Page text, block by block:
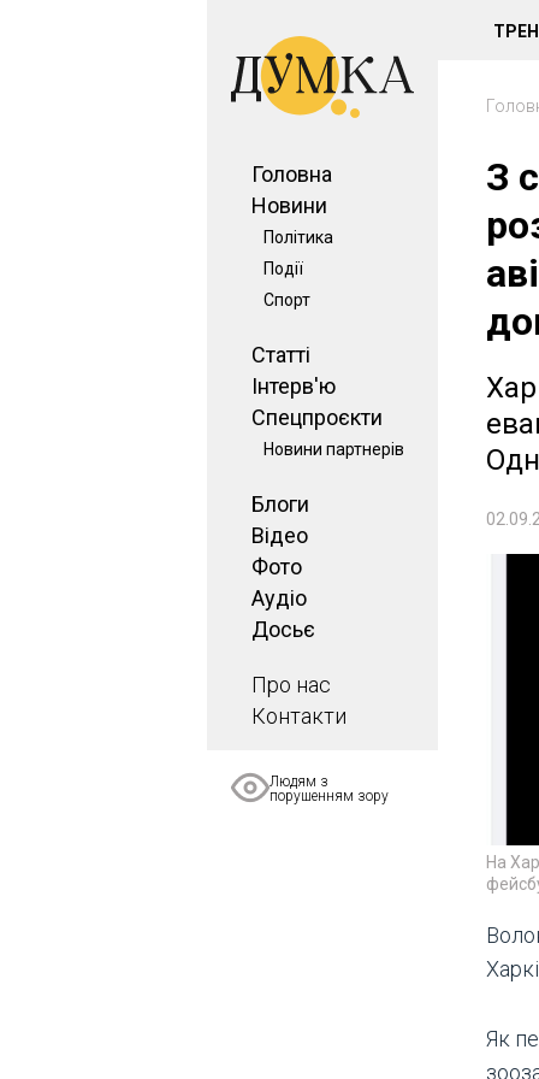
Головна
Новини
Політика
Події
Спорт
Статті
Інтерв'ю
Спецпроєкти
Новини партнерів
Блоги
Відео
Фото
Аудіо
Досьє
Про нас
Контакти
Людям з
порушенням зору
З
На
Як